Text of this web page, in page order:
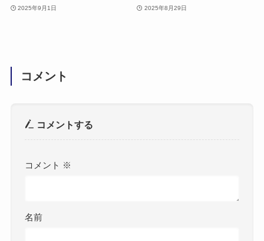
2025年9月1日 2025年8月29日
コメント
コメントする
コメント ※
名前